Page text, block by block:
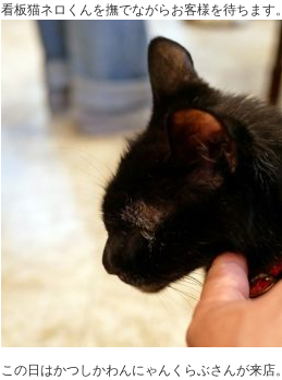
看板猫ネロくんを撫でながらお客様を待ちます。
この日はかつしかわんにゃんくらぶさんが来店。